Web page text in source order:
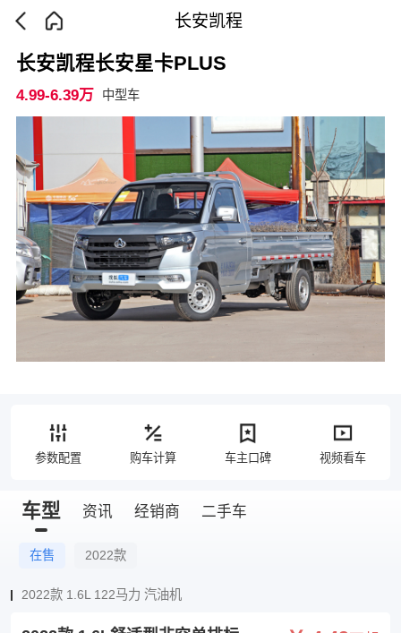
长安凯程
长安凯程长安星卡PLUS
4.99-6.39万 中型车
参数配置 购车计算 车主口碑 视频看车
车型 资讯 经销商 二手车
在售 2022款
2022款 1.6L 122马力 汽油机